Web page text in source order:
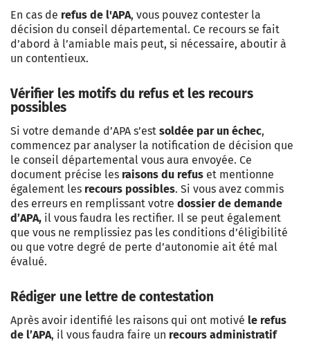
En cas de refus de l'APA, vous pouvez contester la
décision du conseil départemental. Ce recours se fait
d’abord à l’amiable mais peut, si nécessaire, aboutir à
un contentieux.
Vérifier les motifs du refus et les recours
possibles
Si votre demande d’APA s’est soldée par un échec,
commencez par analyser la notification de décision que
le conseil départemental vous aura envoyée. Ce
document précise les raisons du refus et mentionne
également les recours possibles. Si vous avez commis
des erreurs en remplissant votre dossier de demande
d’APA, il vous faudra les rectifier. Il se peut également
que vous ne remplissiez pas les conditions d’éligibilité
ou que votre degré de perte d’autonomie ait été mal
évalué.
Rédiger une lettre de contestation
Après avoir identifié les raisons qui ont motivé le refus
de l’APA, il vous faudra faire un recours administratif